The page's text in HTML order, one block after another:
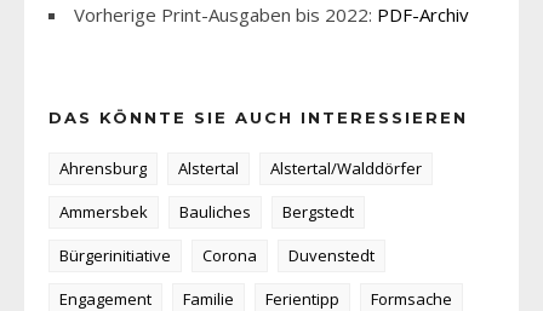
Vorherige Print-Ausgaben bis 2022: PDF-Archiv
DAS KÖNNTE SIE AUCH INTERESSIEREN
Ahrensburg Alstertal
Alstertal/Walddörfer
Ammersbek
Bauliches
Bergstedt
Bürgerinitiative
Corona
Duvenstedt
Engagement
Familie Ferientipp
Formsache